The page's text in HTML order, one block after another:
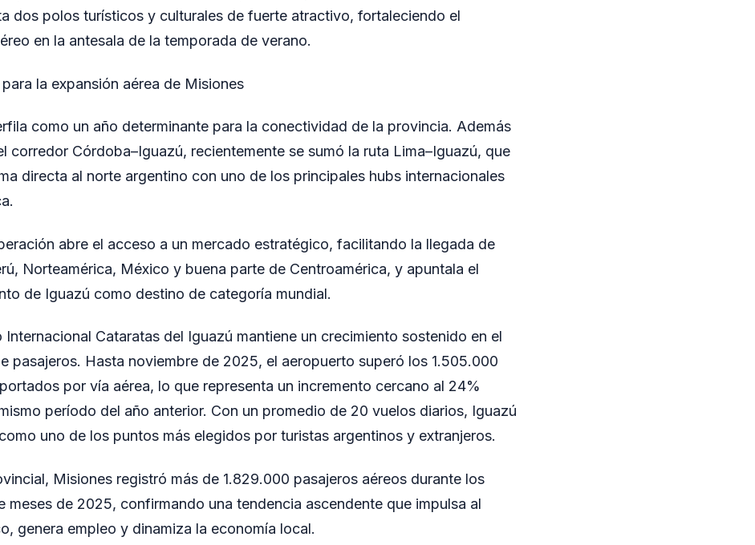
dos polos turísticos y culturales de fuerte atractivo, fortaleciendo el
en la antesala de la temporada de verano.
la expansión aérea de Misiones
como un año determinante para la conectividad de la provincia. Además
corredor Córdoba–Iguazú, recientemente se sumó la ruta Lima–Iguazú, que
directa al norte argentino con uno de los principales hubs internacionales
abre el acceso a un mercado estratégico, facilitando la llegada de
Norteamérica, México y buena parte de Centroamérica, y apuntala el
de Iguazú como destino de categoría mundial.
Internacional Cataratas del Iguazú mantiene un crecimiento sostenido en el
pasajeros. Hasta noviembre de 2025, el aeropuerto superó los 1.505.000
por vía aérea, lo que representa un incremento cercano al 24%
período del año anterior. Con un promedio de 20 vuelos diarios, Iguazú
uno de los puntos más elegidos por turistas argentinos y extranjeros.
Misiones registró más de 1.829.000 pasajeros aéreos durante los
meses de 2025, confirmando una tendencia ascendente que impulsa al
genera empleo y dinamiza la economía local.